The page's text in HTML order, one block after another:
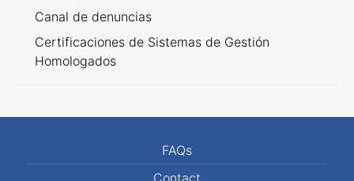
Canal de denuncias
Certificaciones de Sistemas de Gestión
Homologados
FAQs
Contact